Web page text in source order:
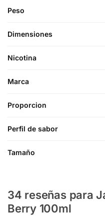
Peso
Dimensiones
Nicotina
Marca
Proporcion
Perfil de sabor
Tamaño
34 reseñas para
Berry 100ml